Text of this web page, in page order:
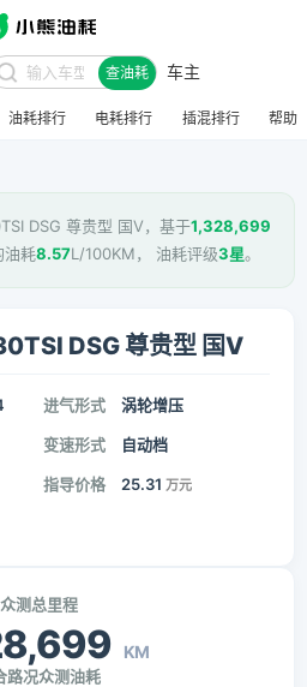
查油耗 车主
油耗排行 电耗排行 插混排行 帮助
DSG 尊贵型 国V，基于1,328,699
油耗8.57L/100KM， 油耗评级3星。
DSG 尊贵型 国V
进气形式 涡轮增压
变速形式 自动档
指导价格 25.31 万元
众测总里程
KM
路况众测油耗